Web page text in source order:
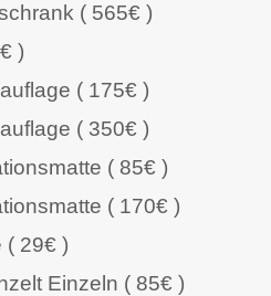
( 565€ )
)
( 175€ )
( 350€ )
( 85€ )
( 170€ )
( 29€ )
Einzeln ( 85€ )